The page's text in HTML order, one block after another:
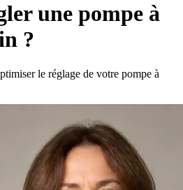
une pompe à
?
le réglage de votre pompe à